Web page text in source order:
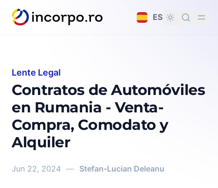
principal
ES
Lente Legal
Contratos de Automóviles
en Rumania - Venta-
Compra, Comodato y
Alquiler
Jun 22, 2024 — Stefan-Lucian Deleanu